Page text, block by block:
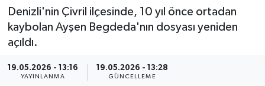
Denizli'nin Çivril ilçesinde, 10 yıl önce ortadan
kaybolan Ayşen Begdeda'nın dosyası yeniden
açıldı.
19.05.2026 - 13:16
YAYINLANMA
19.05.2026 - 13:28
GÜNCELLEME
Teknoloji
Tüm Manşetler
Haber Arşivi